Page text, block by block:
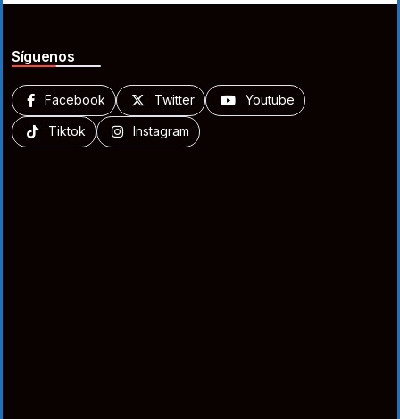
Síguenos
Facebook Twitter Youtube
Tiktok Instagram